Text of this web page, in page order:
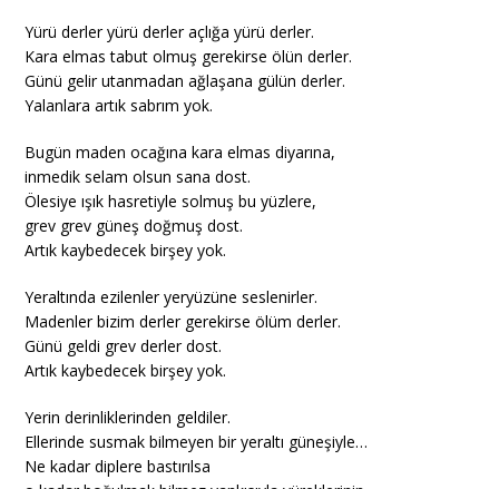
Yürü derler yürü derler açlığa yürü derler.
Kara elmas tabut olmuş gerekirse ölün derler.
Günü gelir utanmadan ağlaşana gülün derler.
Yalanlara artık sabrım yok.
Bugün maden ocağına kara elmas diyarına,
inmedik selam olsun sana dost.
Ölesiye ışık hasretiyle solmuş bu yüzlere,
grev grev güneş doğmuş dost.
Artık kaybedecek birşey yok.
Yeraltında ezilenler yeryüzüne seslenirler.
Madenler bizim derler gerekirse ölüm derler.
Günü geldi grev derler dost.
Artık kaybedecek birşey yok.
Yerin derinliklerinden geldiler.
Ellerinde susmak bilmeyen bir yeraltı güneşiyle…
Ne kadar diplere bastırılsa